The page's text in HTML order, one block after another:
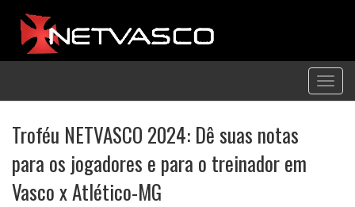
Troféu NETVASCO 2024: Dê suas notas
para os jogadores e para o treinador em
Vasco x Atlético-MG